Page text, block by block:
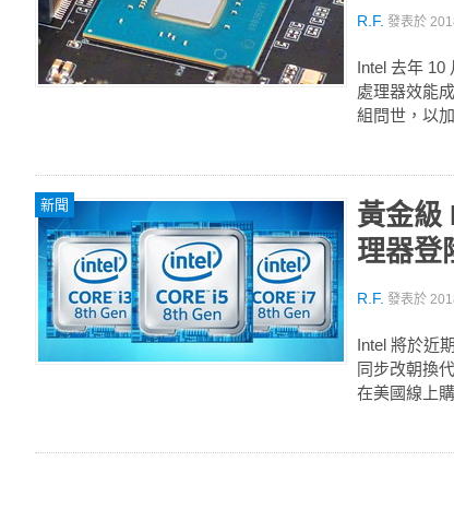
R.F. 發表於
Intel 去年 10
處理器效能
組問世，以
新聞
黃金級
理器登
R.F. 發表於
Intel 將於近
同步改朝換
在美國線上